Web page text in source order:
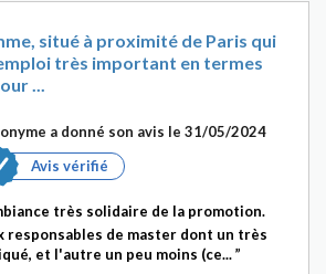
situé à proximité de Paris qui
très important en termes
...
a donné son avis le 31/05/2024
Avis vérifié
très solidaire de la promotion.
responsables de master dont un très
et l'autre un peu moins (ce...